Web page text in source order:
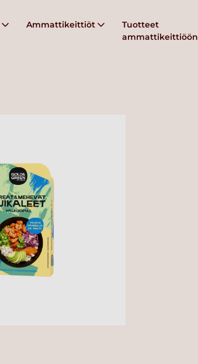
Ammattikeittiöt
Tuotteet
ammattikeittiöön